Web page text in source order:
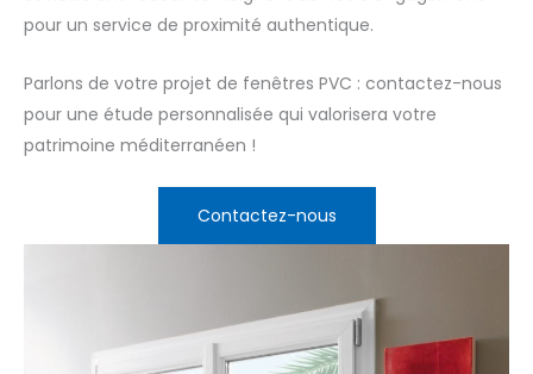
pour un service de proximité authentique.
Parlons de votre projet de fenêtres PVC : contactez-nous
pour une étude personnalisée qui valorisera votre
patrimoine méditerranéen !
Contactez-nous